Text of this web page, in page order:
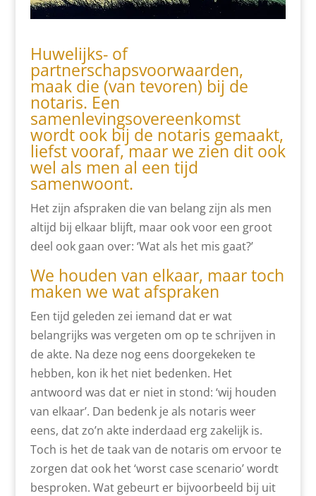
Huwelijks- of
partnerschapsvoorwaarden,
maak die (van tevoren) bij de
notaris. Een
samenlevingsovereenkomst
wordt ook bij de notaris gemaakt,
liefst vooraf, maar we zien dit ook
wel als men al een tijd
samenwoont.
Het zijn afspraken die van belang zijn als men
altijd bij elkaar blijft, maar ook voor een groot
deel ook gaan over: ‘Wat als het mis gaat?’
We houden van elkaar, maar toch
maken we wat afspraken
Een tijd geleden zei iemand dat er wat
belangrijks was vergeten om op te schrijven in
de akte. Na deze nog eens doorgekeken te
hebben, kon ik het niet bedenken. Het
antwoord was dat er niet in stond: ‘wij houden
van elkaar’. Dan bedenk je als notaris weer
eens, dat zo’n akte inderdaad erg zakelijk is.
Toch is het de taak van de notaris om ervoor te
zorgen dat ook het ‘worst case scenario’ wordt
besproken. Wat gebeurt er bijvoorbeeld bij uit